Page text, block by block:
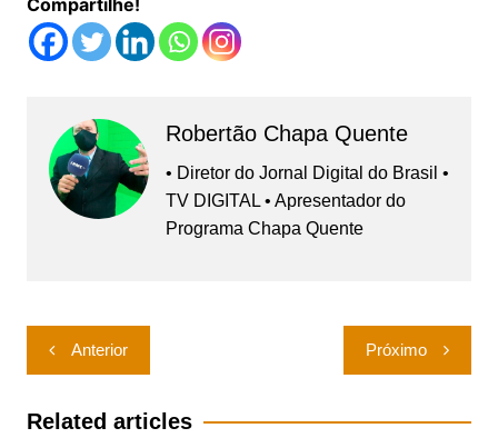
Robertão Chapa Quente
• Diretor do Jornal Digital do Brasil •
TV DIGITAL • Apresentador do
Programa Chapa Quente
Navegação
de
Post
Anterior Próximo
Related articles